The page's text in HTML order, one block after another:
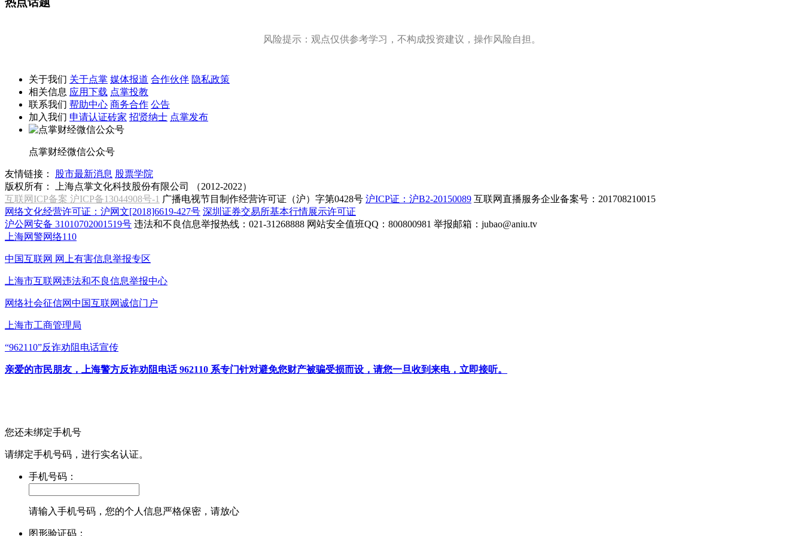
风险提示：观点仅供参考学习，不构成投资建议，操作风险自担。
关于我们 关于点掌 媒体报道 合作伙伴 隐私政策
相关信息 应用下载 点掌投教
联系我们 帮助中心 商务合作 公告
加入我们 申请认证砖家 招贤纳士 点掌发布
点掌财经微信公众号
友情链接： 股市最新消息 股票学院
版权所有：
上海点掌文化科技股份有限公司 （2012-2022）
互联网ICP备案 沪ICP备13044908号-1 广播电视节目制作经营许可证（沪）字第0428号 沪ICP证：沪B2-20150089 互联网直播服务企业备案号：201708210015
网络文化经营许可证：沪网文[2018]6619-427号 深圳证券交易所基本行情展示许可证
沪公网安备 31010702001519号 违法和不良信息举报热线：021-31268888 网站安全值班QQ：800800981 举报邮箱： jubao@aniu.tv
上海网警网络110
中国互联网 网上有害信息举报专区
上海市互联网违法和不良信息举报中心
网络社会征信网中国互联网诚信门户
上海市工商管理局
“962110”反诈劝阻电话宣传
亲爱的市民朋友，上海警方反诈劝阻电话 962110 系专门针对避免您财产被骗受损而设，请您一旦收到来电，立即接听。
您还未绑定手机号
请绑定手机号码，进行实名认证。
手机号码：
请输入手机号码，您的个人信息严格保密，请放心
图形验证码：